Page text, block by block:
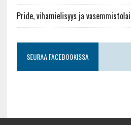
Pride, vihamielisyys ja
SEURAA FACEBOOKISSA